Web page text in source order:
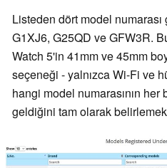
Listeden dört model
G1XJ6, G25QD ve GFW3R.
Watch 5'in 41mm ve 45mm
seçeneği - yalnızca Wi-Fi ve
hangi model numarasının her
geldiğini tam olarak